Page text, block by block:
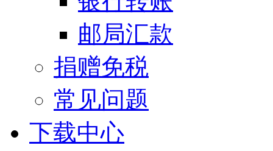
邮局汇款
捐赠免税
常见问题
下载中心